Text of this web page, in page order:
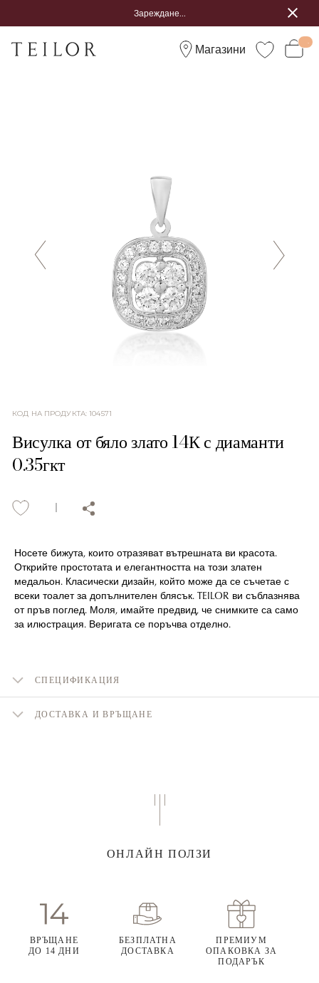
Зареждане...
Магазини
КОД НА ПРОДУКТА:104571
Висулка от бяло злато 14К с диаманти
0.35гкт
Носете бижута, които отразяват вътрешната ви красота.
Открийте простотата и елегантността на този златен
медальон. Класически дизайн, който може да се съчетае с
всеки тоалет за допълнителен блясък. TEILOR ви съблазнява
от пръв поглед. Моля, имайте предвид, че снимките са само
за илюстрация. Веригата се поръчва отделно.
СПЕЦИФИКАЦИЯ
ДОСТАВКА И ВРЪЩАНЕ
ОНЛАЙН ПОЛЗИ
ВРЪЩАНЕ
ДО 14 ДНИ
БЕЗПЛАТНА
ДОСТАВКА
ПРЕМИУМ
ОПАКОВКА ЗА
ПОДАРЪК